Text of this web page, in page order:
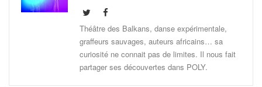
Théâtre des Balkans, danse expérimentale,
graffeurs sauvages, auteurs africains… sa
curiosité ne connait pas de limites. Il nous fait
partager ses découvertes dans POLY.